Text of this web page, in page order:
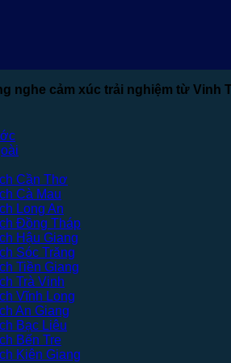
nghe cảm xúc trải nghiệm từ Vinh
Cần Thơ
Cà Mau
Long An
Đồng Tháp
Hậu Giang
Sóc Trăng
Tiền Giang
Trà Vinh
Vĩnh Long
An Giang
Bạc Liêu
Bến Tre
Kiên Giang